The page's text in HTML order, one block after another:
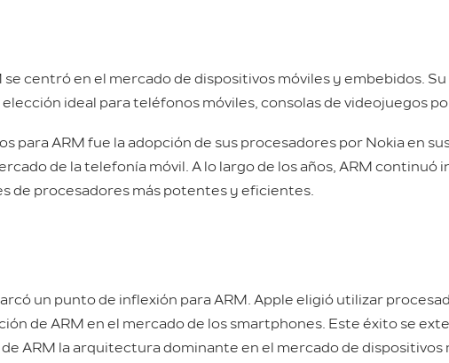
se centró en el mercado de dispositivos móviles y embebidos.
ideal para teléfonos móviles, consolas de videojuegos
para ARM fue la adopción de sus procesadores por Nokia en
de la telefonía móvil. A lo largo de los años, ARM
de procesadores más potentes y eficientes.
un punto de inflexión para ARM. Apple eligió utilizar
de ARM en el mercado de los smartphones. Este éxito se
ARM la arquitectura dominante en el mercado de dispositivos